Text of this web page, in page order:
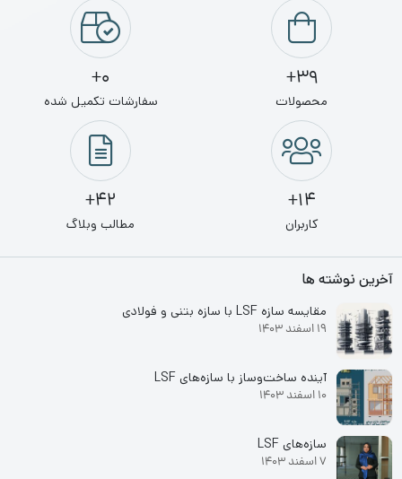
39+
محصولات
0+
سفارشات تکمیل شده
14+
کاربران
42+
مطالب وبلاگ
آخرین نوشته ها
مقایسه سازه LSF با سازه بتنی و فولادی
19 اسفند 1403
آینده ساخت‌وساز با سازه‌های LSF
10 اسفند 1403
سازه‌های LSF
7 اسفند 1403